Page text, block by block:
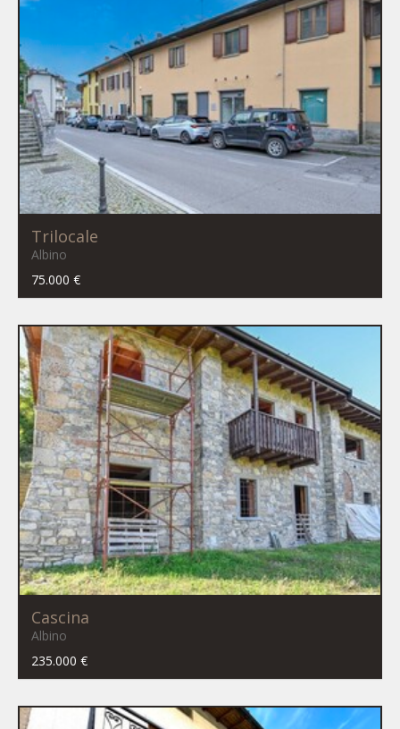
Trilocale
Albino
75.000 €
Cascina
Albino
235.000 €